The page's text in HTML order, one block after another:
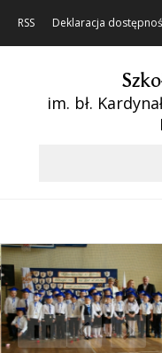
RSS Deklaracja
im. bł.
Poprzedni
❚❚